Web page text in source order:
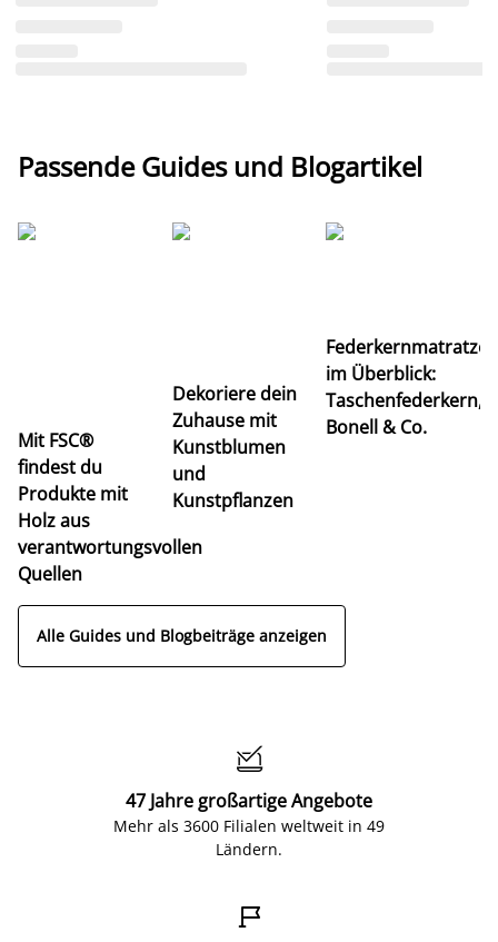
Passende Guides und Blogartikel
Mit FSC®
findest du
Produkte mit
Holz aus
verantwortungsvollen
Quellen
Dekoriere dein
Zuhause mit
Kunstblumen
und
Kunstpflanzen
im Überblick:
Taschenfederkern,
Bonell & Co.
Alle Guides und Blogbeiträge anzeigen

47 Jahre großartige Angebote
Mehr als 3600 Filialen weltweit in 49
Ländern.
